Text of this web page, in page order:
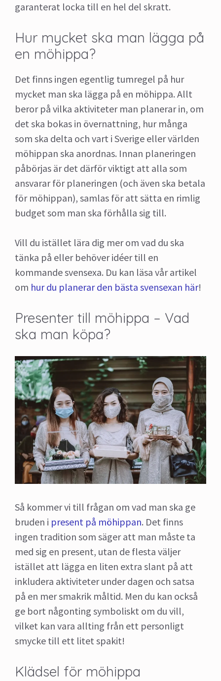
garanterat locka till en hel del skratt.
Hur mycket ska man lägga på
en möhippa?
Det finns ingen egentlig tumregel på hur
mycket man ska lägga på en möhippa. Allt
beror på vilka aktiviteter man planerar in, om
det ska bokas in övernattning, hur många
som ska delta och vart i Sverige eller världen
möhippan ska anordnas. Innan planeringen
påbörjas är det därför viktigt att alla som
ansvarar för planeringen (och även ska betala
för möhippan), samlas för att sätta en rimlig
budget som man ska förhålla sig till.
Vill du istället lära dig mer om vad du ska
tänka på eller behöver idéer till en
kommande svensexa. Du kan läsa vår artikel
om hur du planerar den bästa svensexan här!
Presenter till möhippa – Vad
ska man köpa?
Så kommer vi till frågan om vad man ska ge
bruden i present på möhippan. Det finns
ingen tradition som säger att man måste ta
med sig en present, utan de flesta väljer
istället att lägga en liten extra slant på att
inkludera aktiviteter under dagen och satsa
på en mer smakrik måltid. Men du kan också
ge bort någonting symboliskt om du vill,
vilket kan vara allting från ett personligt
smycke till ett litet spakit!
Klädsel för möhippa